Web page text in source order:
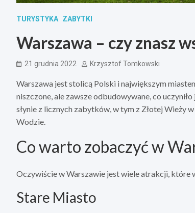
TURYSTYKA ZABYTKI
Warszawa – czy znasz
21 grudnia 2022 Krzysztof Tomkowski
Warszawa jest stolicą Polski i największym
niszczone, ale zawsze odbudowywane, co
słynie z licznych zabytków, w tym z Złotej Wieży
Wodzie.
Co warto zobaczyć w
Oczywiście w Warszawie jest wiele atrakcji, które
Stare Miasto